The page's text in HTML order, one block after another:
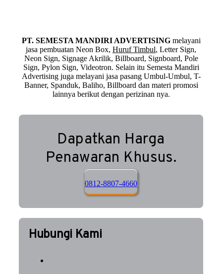
PT. SEMESTA MANDIRI ADVERTISINGmelayani
jasa pembuatan Neon Box, Huruf Timbul, Letter Sign,
Neon Sign, Signage Akrilik, Billboard, Signboard, Pole
Sign, Pylon Sign, Videotron. Selain itu Semesta Mandiri
Advertising juga melayani jasa pasang Umbul-Umbul, T-
Banner, Spanduk, Baliho, Billboard dan materi promosi
lainnya berikut dengan perizinan nya.
Dapatkan Harga
Penawaran Khusus.
0812-8807-4660
Hubungi Kami